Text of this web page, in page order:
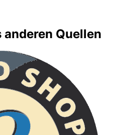
Quellen